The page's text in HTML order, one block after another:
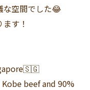
な空間でした😂
す！
beef and 90%